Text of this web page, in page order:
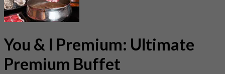
You & I Premium: Ultimate
Premium Buffet